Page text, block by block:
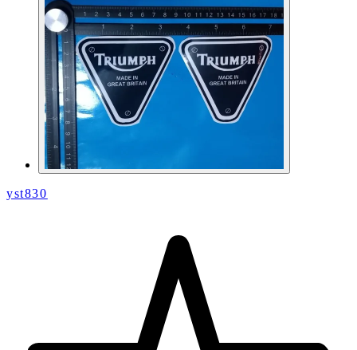
yst830